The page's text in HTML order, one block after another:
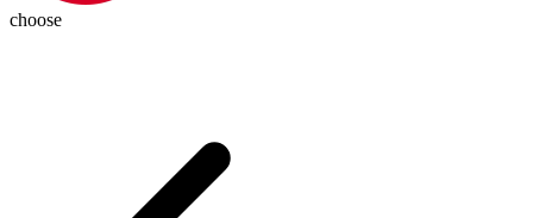
choose